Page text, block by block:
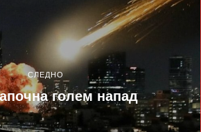
СЛЕДНО
голем напад